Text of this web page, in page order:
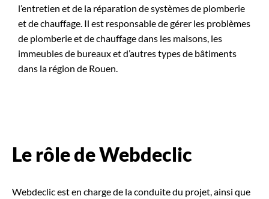
l’entretien et de la réparation de systèmes de plomberie
et de chauffage. Il est responsable de gérer les problèmes
de plomberie et de chauffage dans les maisons, les
immeubles de bureaux et d’autres types de bâtiments
dans la région de Rouen.
Le rôle de Webdeclic
Webdeclic est en charge de la conduite du projet, ainsi que